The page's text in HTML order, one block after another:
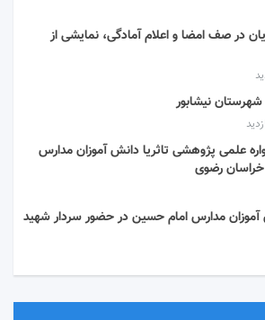
در صف امضا و اعلام آمادگی، نمایشی از
نیشابور
علمی پژوهشی تاثریا دانش آموزان مدارس
رضوی
مدارس امام حسین در حضور سردار شهید